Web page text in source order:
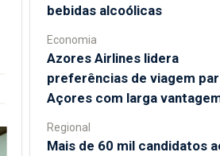
bebidas alcoólicas
Economia
Azores Airlines lidera
preferências de viagem
Açores com larga
Regional
Mais de 60 mil candidatos